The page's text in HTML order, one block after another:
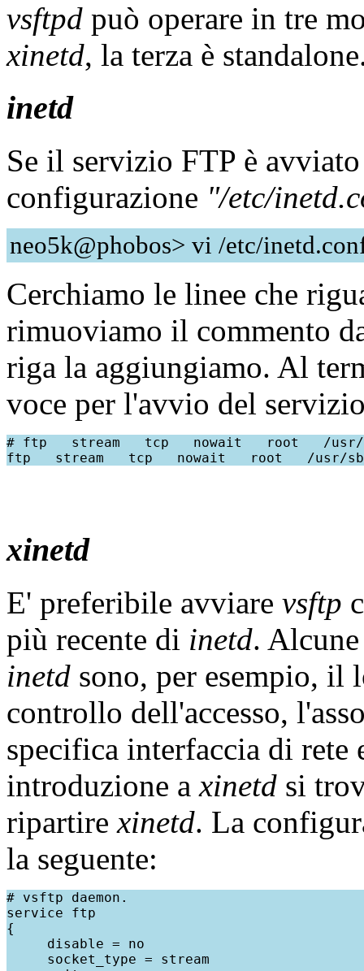
vsftpd può operare in tre
xinetd, la terza è
inetd
Se il servizio FTP è
configurazione "/etc/
neo5k@phobos> vi /etc/
Cerchiamo le linee che
rimuoviamo il commento
riga la aggiungiamo. Al
voce per l'avvio del
# ftp   stream   tcp   nowait   root   /
xinetd
E' preferibile avviare vsftp
più recente di inetd.
inetd sono, per esempio, il
controllo dell'accesso,
specifica interfaccia di rete
introduzione axinetd si
ripartirexinetd. La
la seguente:
# vsftp daemon.
service ftp
{
     disable = no
     socket_type = stream